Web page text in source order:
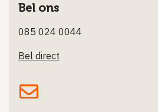
Bel ons
085 024 0044
Bel direct